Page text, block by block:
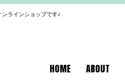
ラインショップです♪
HOME ABOUT